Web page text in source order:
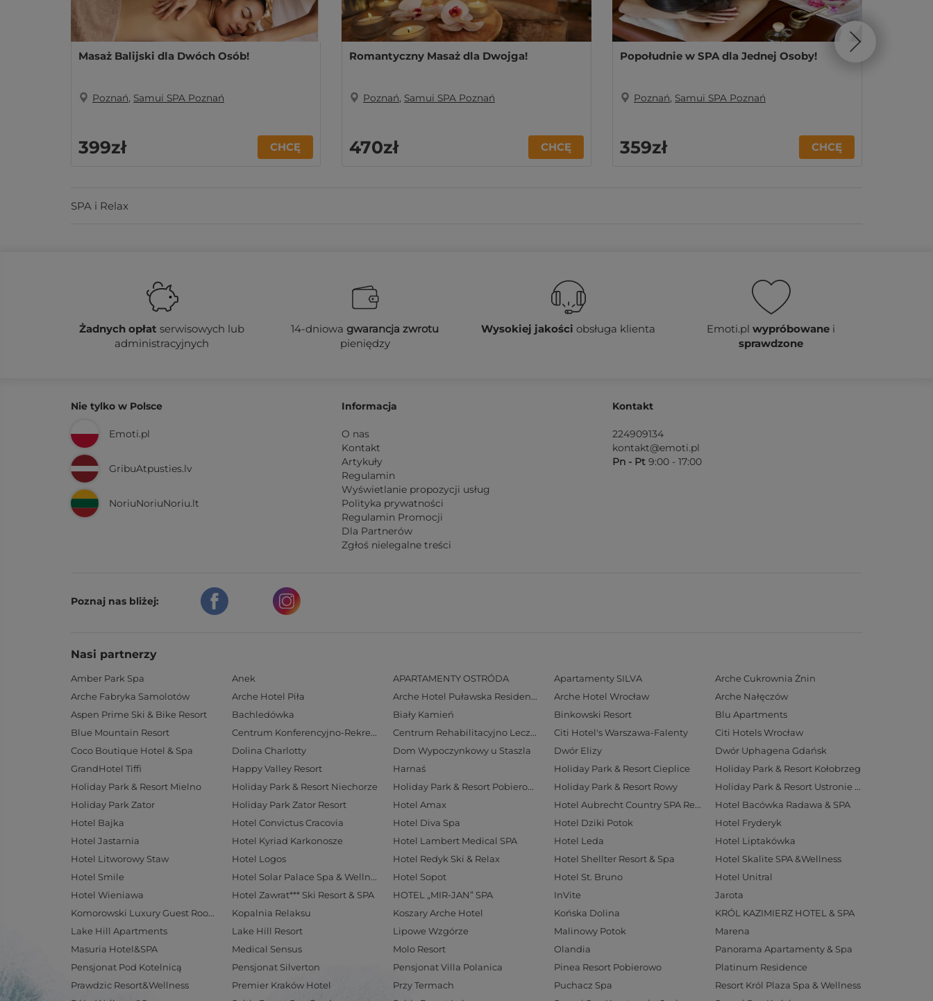
Masaż Balijski dla Dwóch Osób!
Poznań, Samui SPA Poznań
399zł CHCĘ
Romantyczny Masaż dla Dwojga!
Poznań, Samui SPA Poznań
470zł CHCĘ
Popołudnie w SPA dla Jednej Osoby!
Poznań, Samui SPA Poznań
359zł CHCĘ
SPA i Relax
Żadnych opłat serwisowych lub
administracyjnych
14-dniowagwarancja zwrotu
pieniędzy
Wysokiej jakości obsługa klienta Emoti.plwypróbowane i
sprawdzone
Nie tylko w Polsce
Emoti.pl
GribuAtpusties.lv
NoriuNoriuNoriu.lt
Informacja
O nas
Kontakt
Artykuły
Regulamin
Wyświetlanie propozycji usług
Polityka prywatności
Regulamin Promocji
Dla Partnerów
Zgłoś nielegalne treści
Kontakt
224909134
kontakt@emoti.pl
Pn - Pt 9:00 - 17:00
Poznaj nas bliżej:
Nasi partnerzy
Amber Park Spa Anek APARTAMENTY OSTRÓDA Apartamenty SILVA
Arche Cukrownia Żnin
Arche Fabryka Samolotów
Arche Hotel Piła Arche Hotel Puławska Residence Arche Hotel Wrocław
Arche Nałęczów
Aspen Prime Ski & Bike Resort
Bachledówka Biały Kamień Binkowski Resort
Blu Apartments
Blue Mountain Resort
Centrum Konferencyjno-Rekreacyjne Geovita w Zakopanem Centrum Rehabilitacyjno Lecznicze Rezydencja LIVE Citi Hotel's Warszawa-Falenty
Citi Hotels Wrocław
Coco Boutique Hotel & Spa
Dolina Charlotty Dom Wypoczynkowy u Staszla Dwór Elizy
Dwór Uphagena Gdańsk
GrandHotel Tiffi
Happy Valley Resort Harnaś Holiday Park & Resort Cieplice
Holiday Park & Resort Kołobrzeg
Holiday Park & Resort Mielno
Holiday Park & Resort Niechorze Holiday Park & Resort Pobierowo Holiday Park & Resort Rowy
Holiday Park & Resort Ustronie Morskie
Holiday Park Zator
Holiday Park Zator Resort Hotel Amax Hotel Aubrecht Country SPA Resort
Hotel Bacówka Radawa & SPA
Hotel Bajka
Hotel Convictus Cracovia Hotel Diva Spa Hotel Dziki Potok
Hotel Fryderyk
Hotel Jastarnia
Hotel Kyriad Karkonosze Hotel Lambert Medical SPA Hotel Leda
Hotel Liptakówka
Hotel Litworowy Staw
Hotel Logos Hotel Redyk Ski & Relax Hotel Shellter Resort & Spa
Hotel Skalite SPA &Wellness
Hotel Smile
Hotel Solar Palace Spa & Wellness Hotel Sopot Hotel St. Bruno
Hotel Unitral
Hotel Wieniawa
Hotel Zawrat*** Ski Resort & SPA HOTEL „MIR-JAN” SPA InVite
Jarota
Komorowski Luxury Guest Rooms
Kopalnia Relaksu Koszary Arche Hotel Końska Dolina
KRÓL KAZIMIERZ HOTEL & SPA
Lake Hill Apartments
Lake Hill Resort Lipowe Wzgórze Malinowy Potok
Marena
Masuria Hotel&SPA
Medical Sensus Molo Resort Olandia
Panorama Apartamenty & Spa
Pensjonat Pod Kotelnicą
Pensjonat Silverton Pensjonat Villa Polanica Pinea Resort Pobierowo
Platinum Residence
Prawdzic Resort&Wellness
Premier Kraków Hotel Przy Termach Puchacz Spa
Resort Król Plaza Spa & Wellness